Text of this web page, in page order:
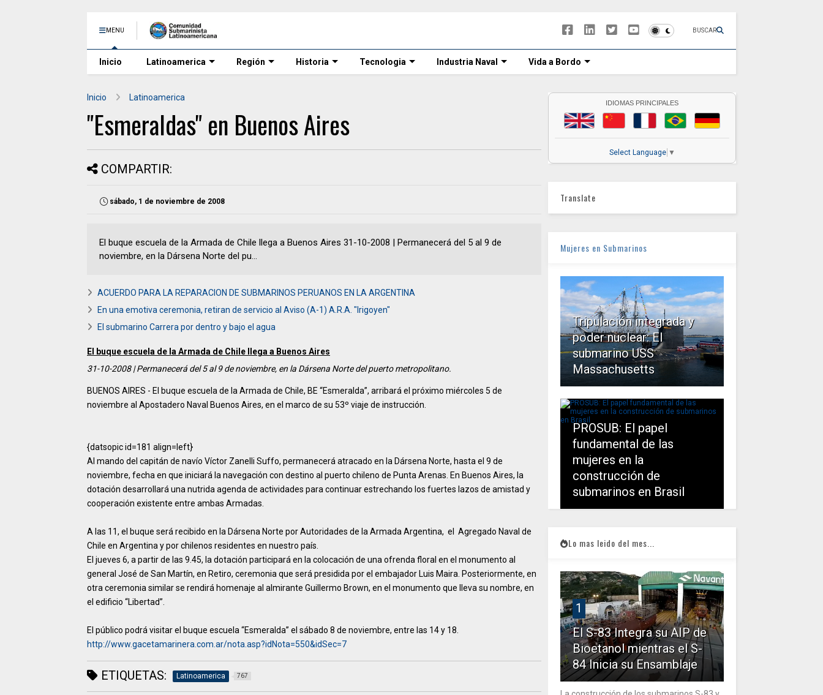
MENU BUSCAR
Inicio Latinoamerica Región Historia Tecnologia Industria Naval Vida a Bordo
Inicio Latinoamerica
"Esmeraldas" en Buenos Aires
COMPARTIR:
sábado, 1 de noviembre de 2008
El buque escuela de la Armada de Chile llega a Buenos Aires 31-10-2008 | Permanecerá del 5 al 9 de
noviembre, en la Dársena Norte del pu...
ACUERDO PARA LA REPARACION DE SUBMARINOS PERUANOS EN LA ARGENTINA
En una emotiva ceremonia, retiran de servicio al Aviso (A-1) A.R.A. "Irigoyen"
El submarino Carrera por dentro y bajo el agua
El buque escuela de la Armada de Chile llega a Buenos Aires
31-10-2008 | Permanecerá del 5 al 9 de noviembre, en la Dársena Norte del puerto metropolitano.
BUENOS AIRES - El buque escuela de la Armada de Chile, BE “Esmeralda”, arribará el próximo miércoles 5 de
noviembre al Apostadero Naval Buenos Aires, en el marco de su 53º viaje de instrucción.
{datsopic id=181 align=left}
Al mando del capitán de navío Víctor Zanelli Suffo, permanecerá atracado en la Dársena Norte, hasta el 9 de
noviembre, fecha en que iniciará la navegación con destino al puerto chileno de Punta Arenas. En Buenos Aires, la
dotación desarrollará una nutrida agenda de actividades para continuar estrechando los fuertes lazos de amistad y
cooperación existente entre ambas Armadas.
A las 11, el buque será recibido en la Dársena Norte por Autoridades de la Armada Argentina, el Agregado Naval de
Chile en Argentina y por chilenos residentes en nuestro país.
El jueves 6, a partir de las 9.45, la dotación participará en la colocación de una ofrenda floral en el monumento al
general José de San Martín, en Retiro, ceremonia que será presidida por el embajador Luis Maira. Posteriormente, en
otra ceremonia similar se rendirá homenaje al almirante Guillermo Brown, en el monumento que lleva su nombre, en
el edificio “Libertad”.
El público podrá visitar el buque escuela “Esmeralda” el sábado 8 de noviembre, entre las 14 y 18.
http://www.gacetamarinera.com.ar/nota.asp?idNota=550&idSec=7
ETIQUETAS: Latinoamerica 767
IDIOMAS PRINCIPALES
Select Language ▼
Translate
Mujeres en Submarinos
Tripulación integrada y
poder nuclear: El
submarino USS
Massachusetts
PROSUB: El papel
fundamental de las
mujeres en la
construcción de
submarinos en Brasil
Lo mas leido del mes...
1
El S-83 Integra su AIP de
Bioetanol mientras el S-
84 Inicia su Ensamblaje